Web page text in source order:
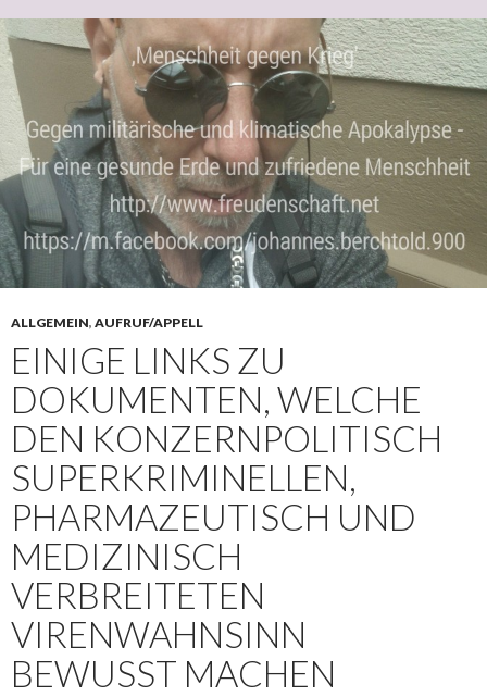
ALLGEMEIN, AUFRUF/APPELL
EINIGE LINKS ZU
DOKUMENTEN, WELCHE
DEN KONZERNPOLITISCH
SUPERKRIMINELLEN,
PHARMAZEUTISCH UND
MEDIZINISCH
VERBREITETEN
VIRENWAHNSINN
BEWUSST MACHEN